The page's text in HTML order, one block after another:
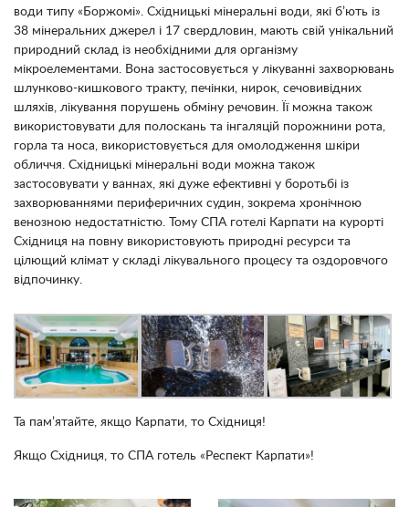
води типу «Боржомі». Східницькі мінеральні води, які б’ють із
38 мінеральних джерел і 17 свердловин, мають свій унікальний
природний склад із необхідними для організму
мікроелементами. Вона застосовується у лікуванні захворювань
шлунково-кишкового тракту, печінки, нирок, сечовивідних
шляхів, лікування порушень обміну речовин. Її можна також
використовувати для полоскань та інгаляцій порожнини рота,
горла та носа, використовується для омолодження шкіри
обличчя. Східницькі мінеральні води можна також
застосовувати у ваннах, які дуже ефективні у боротьбі із
захворюваннями периферичних судин, зокрема хронічною
венозною недостатністю. Тому СПА готелі Карпати на курорті
Східниця на повну використовують природні ресурси та
цілющий клімат у складі лікувального процесу та оздоровчого
відпочинку.
Та пам’ятайте, якщо Карпати, то Східниця!
Якщо Східниця, то СПА готель «Респект Карпати»!